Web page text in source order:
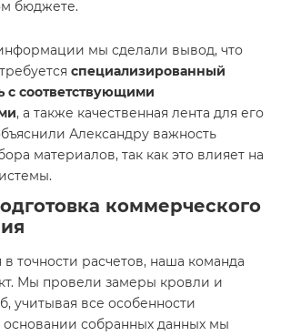
бюджете.
мы сделали вывод, что
специализированный
с соответствующими
, а также качественная лента для его
Александру важность
материалов, так как это влияет на
коммерческого
точности расчетов, наша команда
Мы провели замеры кровли и
учитывая все особенности
основании собранных данных мы